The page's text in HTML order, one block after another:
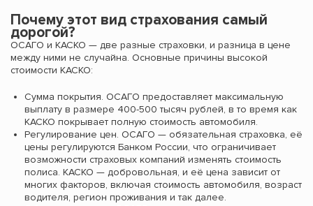
Почему этот вид страхования самый
дорогой?
ОСАГО и КАСКО — две разные страховки, и разница в цене
между ними не случайна. Основные причины высокой
стоимости КАСКО:
Сумма покрытия. ОСАГО предоставляет максимальную
выплату в размере 400-500 тысяч рублей, в то время как
КАСКО покрывает полную стоимость автомобиля.
Регулирование цен. ОСАГО — обязательная страховка, её
цены регулируются Банком России, что ограничивает
возможности страховых компаний изменять стоимость
полиса. КАСКО — добровольная, и её цена зависит от
многих факторов, включая стоимость автомобиля, возраст
водителя, регион проживания и так далее.